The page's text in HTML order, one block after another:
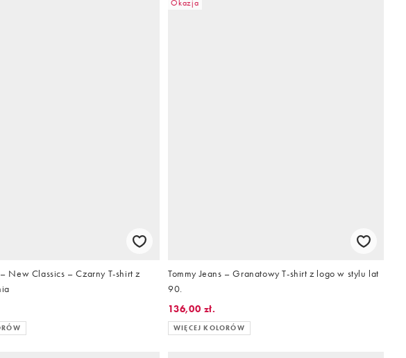
– New Classics – Czarny T-shirt z
Okazja
Tommy Jeans – Granatowy T-shirt z logo w stylu lat
90.
136,00 zł.
WIĘCEJ KOLORÓW